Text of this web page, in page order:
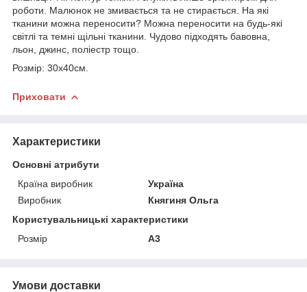
роботи. Малюнок не змивається та не стирається. На які
тканини можна переносити? Можна переносити на будь-які
світлі та темні щільні тканини. Чудово підходять бавовна,
льон, джинс, поліестр тощо.
Розмір: 30х40см.
Приховати
Характеристики
Основні атрибути
Країна виробник
Україна
Виробник
Княгиня Ольга
Користувальницькі характеристики
Розмір
А3
Умови доставки